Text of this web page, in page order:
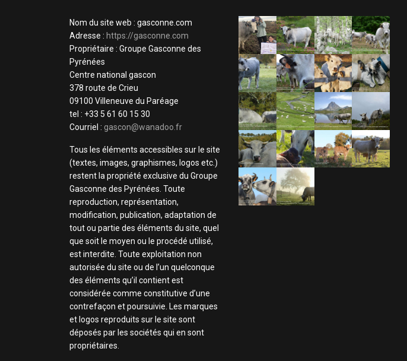
Nom du site web : gasconne.com
Adresse : https://gasconne.com
Propriétaire : Groupe Gasconne des
Pyrénées
Centre national gascon
378 route de Crieu
09100 Villeneuve du Paréage
tel : +33 5 61 60 15 30
Courriel : gascon@wanadoo.fr
Tous les éléments accessibles sur le site
(textes, images, graphismes, logos etc.)
restent la propriété exclusive du Groupe
Gasconne des Pyrénées. Toute
reproduction, représentation,
modification, publication, adaptation de
tout ou partie des éléments du site, quel
que soit le moyen ou le procédé utilisé,
est interdite. Toute exploitation non
autorisée du site ou de l’un quelconque
des éléments qu’il contient est
considérée comme constitutive d’une
contrefaçon et poursuivie. Les marques
et logos reproduits sur le site sont
déposés par les sociétés qui en sont
propriétaires.